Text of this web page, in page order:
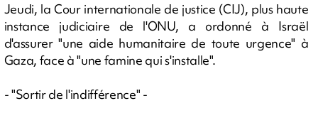
Jeudi, la Cour internationale de justice (CIJ), plus haute
instance judiciaire de l'ONU, a ordonné à Israël
d'assurer "une aide humanitaire de toute urgence" à
Gaza, face à "une famine qui s'installe".
- "Sortir de l'indifférence" -